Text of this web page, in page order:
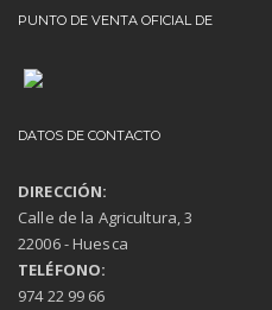
PUNTO DE VENTA OFICIAL DE
DATOS DE CONTACTO
DIRECCIÓN:
Calle de la Agricultura, 3
22006 - Huesca
TELÉFONO:
974 22 99 66